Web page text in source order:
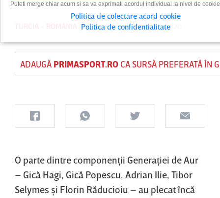
PUBLICAT PE 25 MAR 2026
ADAUGĂ PRIMASPORT.ROCA SURSĂ PREFERATĂ ÎN
O parte dintre componenţii Generaţiei de Aur
– Gică Hagi, Gică Popescu, Adrian Ilie, Tibor
Selymes şi Florin Răducioiu – au plecat încă
Puteti merge chiar acum si sa va exprimati acordul individual la nivel de
Politica de colectare acord cookie
Politica de confidentialitate